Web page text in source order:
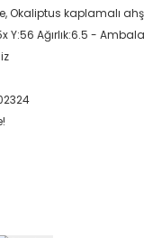
Okaliptus kaplamalı
Y:56 Ağırlık:6.5 -